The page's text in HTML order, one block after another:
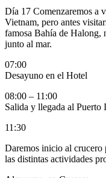
Día 17 Comenzaremos a
Vietnam, pero antes
famosa Bahía de Halong,
junto al mar.
07:00
Desayuno en el Hotel
08:00 – 11:00
Salida y llegada al Puerto
11:30
Daremos inicio al crucero
las distintas actividades